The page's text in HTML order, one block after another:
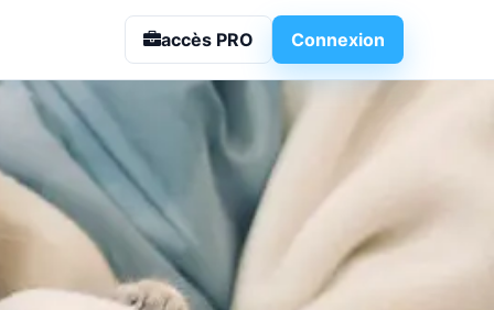
Zacharie
accès PRO Connexion